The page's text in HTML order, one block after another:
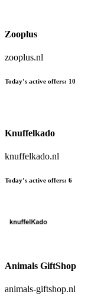
Zooplus
zooplus.nl
Today’s active offers: 10
Knuffelkado
knuffelkado.nl
Today’s active offers: 6
Animals GiftShop
animals-giftshop.nl